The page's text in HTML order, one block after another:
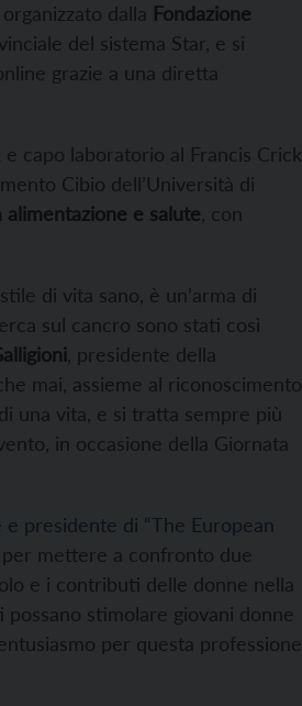
organizzato dalla Fondazione
del sistema Star, e si
grazie a una diretta
e capo laboratorio al Francis Crick
Cibio dell’Università di
e salute , con
di vita sano, è un’arma di
sul cancro sono stati così
, presidente della
mai, assieme al riconoscimento
una vita, e si tratta sempre più
in occasione della Giornata
presidente di “The European
per mettere a confronto due
e i contributi delle donne nella
stimolare giovani donne
per questa professione